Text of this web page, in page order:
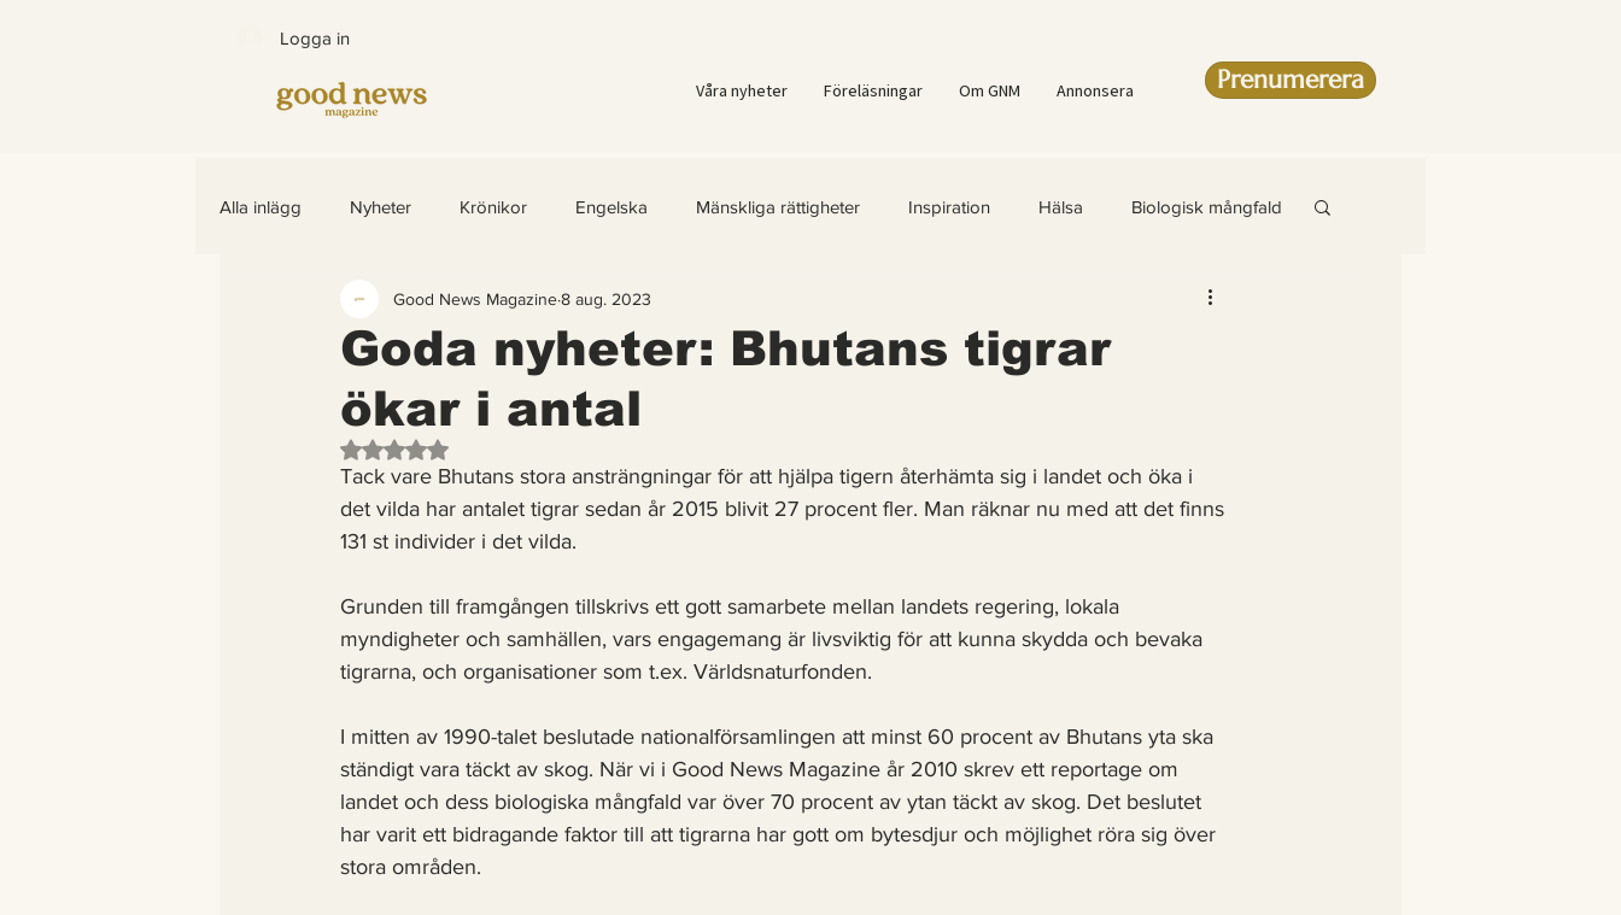
Logga in
Våra nyheter Föreläsningar Om GNM Annonsera Prenumerera
Alla inlägg Nyheter Krönikor Engelska Mänskliga rättigheter Inspiration Hälsa Biologisk mångfald
Bättre värld Djurens rättigheter Kvinnors rättigheter
Barns rättigheter fredligare värld Kände du till....
Endast för Prenumeranter
Goda nyheter: Bhutans tigrar
ökar i antal
Good News Magazine8 aug. 2023
Betygsatt till NaN av 5 stjärnor.
Tack vare Bhutans stora ansträngningar för att hjälpa tigern återhämta sig i landet och öka i
det vilda har antalet tigrar sedan år 2015 blivit 27 procent fler. Man räknar nu med att det finns
131 st individer i det vilda.
Grunden till framgången tillskrivs ett gott samarbete mellan landets regering, lokala
myndigheter och samhällen, vars engagemang är livsviktig för att kunna skydda och bevaka
tigrarna, och organisationer som t.ex. Världsnaturfonden.
I mitten av 1990-talet beslutade nationalförsamlingen att minst 60 procent av Bhutans yta ska
ständigt vara täckt av skog. När vi i Good News Magazine år 2010 skrev ett reportage om
landet och dess biologiska mångfald var över 70 procent av ytan täckt av skog. Det beslutet
har varit ett bidragande faktor till att tigrarna har gott om bytesdjur och möjlighet röra sig över
stora områden.